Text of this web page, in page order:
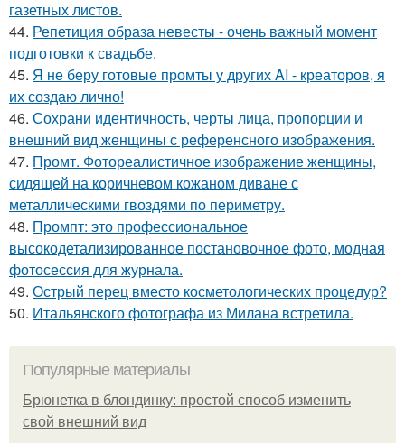
газетных листов.
44. Репетиция образа невесты - очень важный момент
подготовки к свадьбе.
45. Я не беру готовые промты у других AI - креаторов, я
их создаю лично!
46. Сохрани идентичность, черты лица, пропорции и
внешний вид женщины с референсного изображения.
47. Промт. Фотореалистичное изображение женщины,
сидящей на коричневом кожаном диване с
металлическими гвоздями по периметру.
48. Промпт: это профессиональное
высокодетализированное постановочное фото, модная
фотосессия для журнала.
49. Острый перец вместо косметологических процедур?
50. Итальянского фотографа из Милана встретила.
Популярные материалы
Брюнетка в блондинку: простой способ изменить
свой внешний вид